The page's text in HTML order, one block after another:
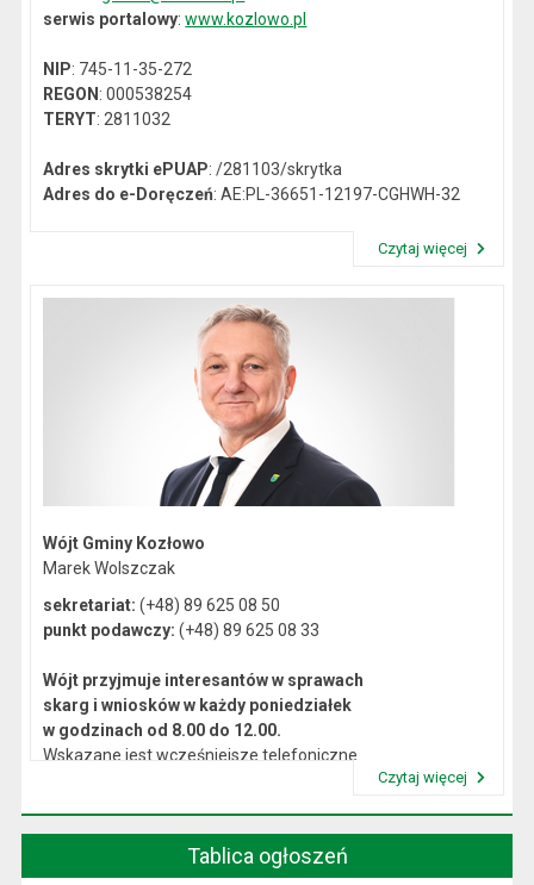
serwis portalowy:www.kozlowo.pl
NIP: 745-11-35-272
REGON: 000538254
TERYT: 2811032
Adres skrytki ePUAP: /281103/skrytka
Adres do e-Doręczeń: AE:PL-36651-12197-CGHWH-32
Czytaj więcej
Wójt Gminy Kozłowo
Marek Wolszczak
sekretariat: (+48) 89 625 08 50
punkt podawczy: (+48) 89 625 08 33
Wójt przyjmuje interesantów w sprawach
skarg i wniosków w każdy poniedziałek
w godzinach od 8.00 do 12.00.
Wskazane jest wcześniejsze telefoniczne
Czytaj więcej
Tablica ogłoszeń